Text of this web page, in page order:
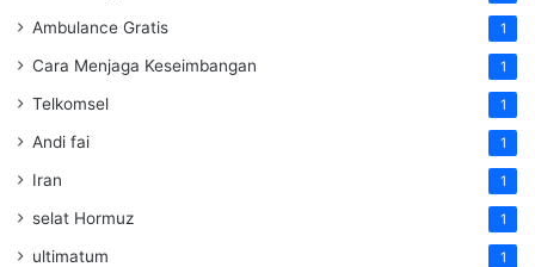
Ambulance Gratis 1
Cara Menjaga Keseimbangan 1
Telkomsel 1
Andi fai 1
Iran 1
selat Hormuz 1
ultimatum 1